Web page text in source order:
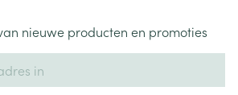
nieuwe producten en promoties